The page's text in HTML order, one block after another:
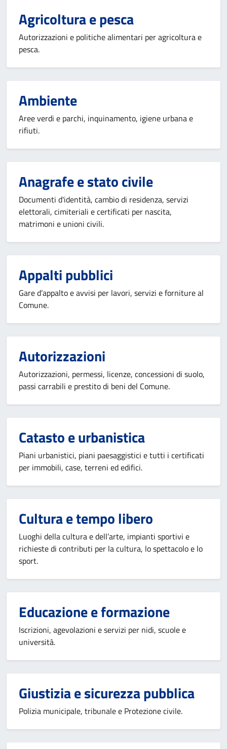
Agricoltura e pesca
Autorizzazioni e politiche alimentari per agricoltura e
pesca.
Ambiente
Aree verdi e parchi, inquinamento, igiene urbana e
rifiuti.
Anagrafe e stato civile
Documenti d'identità, cambio di residenza, servizi
elettorali, cimiteriali e certificati per nascita,
matrimoni e unioni civili.
Appalti pubblici
Gare d’appalto e avvisi per lavori, servizi e forniture al
Comune.
Autorizzazioni
Autorizzazioni, permessi, licenze, concessioni di suolo,
passi carrabili e prestito di beni del Comune.
Catasto e urbanistica
Piani urbanistici, piani paesaggistici e tutti i certificati
per immobili, case, terreni ed edifici.
Cultura e tempo libero
Luoghi della cultura e dell’arte, impianti sportivi e
richieste di contributi per la cultura, lo spettacolo e lo
sport.
Educazione e formazione
Iscrizioni, agevolazioni e servizi per nidi, scuole e
università.
Giustizia e sicurezza pubblica
Polizia municipale, tribunale e Protezione civile.